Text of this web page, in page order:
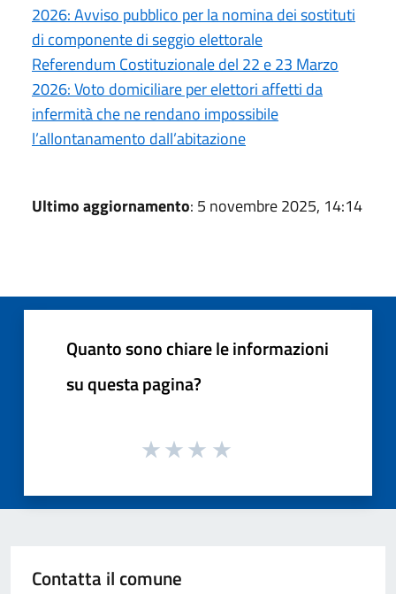
2026: Avviso pubblico per la nomina dei sostituti
di componente di seggio elettorale
Referendum Costituzionale del 22 e 23 Marzo
2026: Voto domiciliare per elettori affetti da
infermità che ne rendano impossibile
l’allontanamento dall’abitazione
Ultimo aggiornamento: 5 novembre 2025, 14:14
Quanto sono chiare le informazioni
su questa pagina?
Contatta il comune